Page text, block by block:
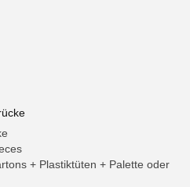
+ Plastiktüten + Palette oder